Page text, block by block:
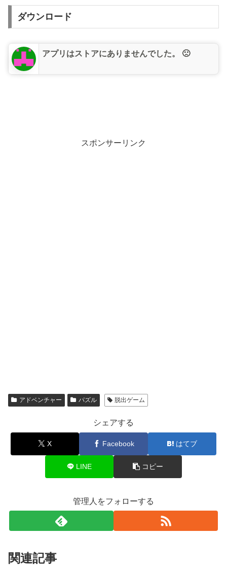
ダウンロード
アプリはストアにありませんでした。 🙁
スポンサーリンク
アドベンチャー パズル 脱出ゲーム
シェアする
X Facebook はてブ
LINE コピー
管理人をフォローする
関連記事